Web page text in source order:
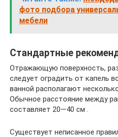
фото подбора
мебели
Стандартные
Отражающую поверхность,
следует оградить от капель
ванной располагают
Обычное расстояние между
составляет 20—40 см .
Существует неписанное